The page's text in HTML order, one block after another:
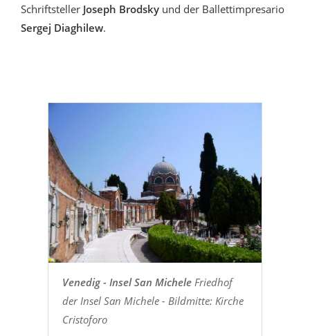
Schriftsteller Joseph Brodsky und der Ballettimpresario
Sergej Diaghilew.
Venedig - Insel San MicheleFriedhof
der Insel San Michele - Bildmitte: Kirche
Cristoforo